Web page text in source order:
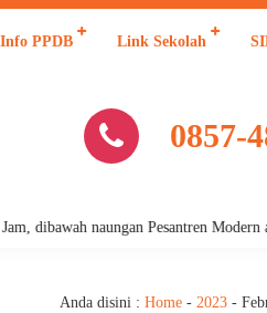
Info PPDB Link Sekolah
0857-
naungan Pesantren Modern
Anda disini : Home- 2023-